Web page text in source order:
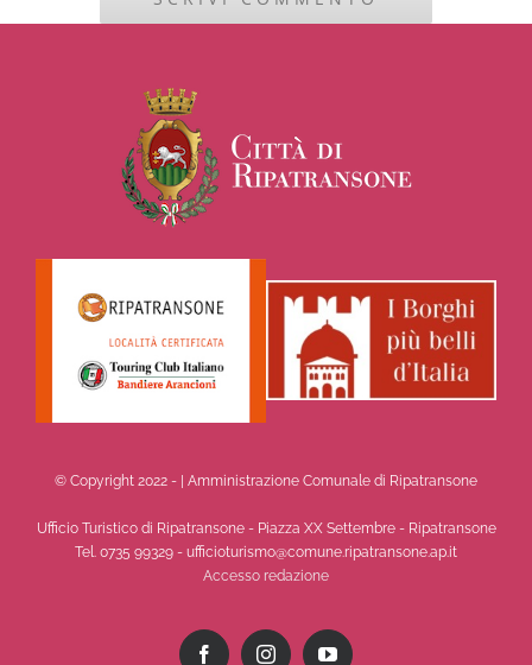
© Copyright 2022 - | Amministrazione Comunale di Ripatransone
Ufficio Turistico di Ripatransone - Piazza XX Settembre - Ripatransone
Tel. 0735 99329 - ufficioturismo@comune.ripatransone.ap.it
Accesso redazione